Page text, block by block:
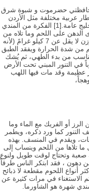
حضرموت و شبوة شرق
عربية مختلفة مثل الأردن
ومصر وسورية وفلسطين والسعودية ودول الخليج عامة.[1] الفكرة من المندي
الدهن على اللحم وما تلاه من
الأسفل من رز ، والأصل فيه أن يؤخذ كبش بوزن لا يقل عن 7 كيلو غرامً (لأنه
شدة الحرارة ويفقد الطبق
من بدء الطهي، ثم يُشك
في التنور المبني تحت الأرض
عظيمة وقد مات فيها اللهب
أو الفريك مع الماء وما
كما ورد ذكره، ويطمر
ويقدم في المنسف. بهذه
تلاها من اللحم وينساب إلى
صعبة وتحتاج لوقت طويل ولنوع
دهون ، فقد ابتكر الناس طرقاً
أنواع اللحوم مقطعة لا ذبائح
الاستغناء في مرات كثيرة عن
شهرة هو الشاورما.